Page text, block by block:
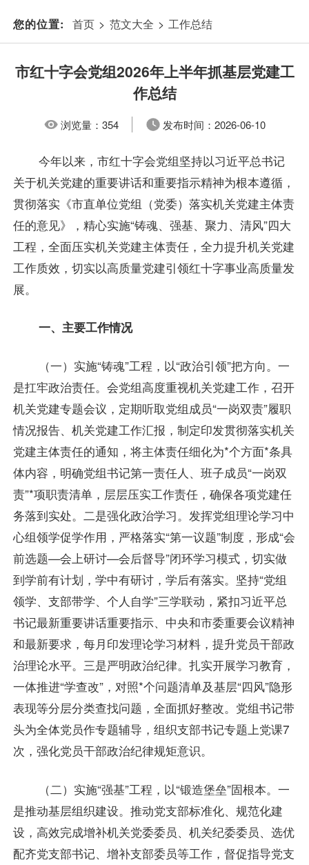
您的位置: 首页 > 范文大全 > 工作总结
市红十字会党组2026年上半年抓基层党建工
作总结
浏览量：354 发布时间： 2026-06-10
今年以来，市红十字会党组坚持以习近平总书记
关于机关党建的重要讲话和重要指示精神为根本遵循，
贯彻落实《市直单位党组（党委）落实机关党建主体责
任的意见》，精心实施“铸魂、强基、聚力、清风”四大
工程，全面压实机关党建主体责任，全力提升机关党建
工作质效，切实以高质量党建引领红十字事业高质量发
展。
一、主要工作情况
（一）实施“铸魂”工程，以“政治引领”把方向。一
是扛牢政治责任。会党组高度重视机关党建工作，召开
机关党建专题会议，定期听取党组成员“一岗双责”履职
情况报告、机关党建工作汇报，制定印发贯彻落实机关
党建主体责任的通知，将主体责任细化为*个方面*条具
体内容，明确党组书记第一责任人、班子成员“一岗双
责”*项职责清单，层层压实工作责任，确保各项党建任
务落到实处。二是强化政治学习。发挥党组理论学习中
心组领学促学作用，严格落实“第一议题”制度，形成“会
前选题—会上研讨—会后督导”闭环学习模式，切实做
到学前有计划，学中有研讨，学后有落实。坚持“党组
领学、支部带学、个人自学”三学联动，紧扣习近平总
书记最新重要讲话重要指示、中央和市委重要会议精神
和最新要求，每月印发理论学习材料，提升党员干部政
治理论水平。三是严明政治纪律。扎实开展学习教育，
一体推进“学查改”，对照*个问题清单及基层“四风”隐形
表现等分层分类查找问题，全面抓好整改。党组书记带
头为全体党员作专题辅导，组织支部书记专题上党课7
次，强化党员干部政治纪律规矩意识。
（二）实施“强基”工程，以“锻造堡垒”固根本。一
是推动基层组织建设。推动党支部标准化、规范化建
设，高效完成增补机关党委委员、机关纪委委员、选优
配齐党支部书记、增补支部委员等工作，督促指导党支